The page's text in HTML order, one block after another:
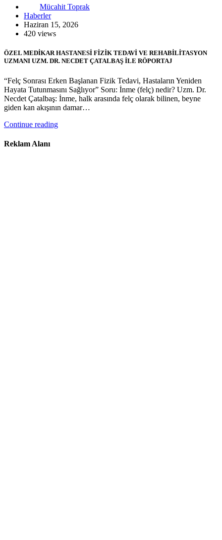
Mücahit Toprak
Haberler
Haziran 15, 2026
420 views
ÖZEL MEDİKAR HASTANESİ FİZİK TEDAVİ VE REHABİLİTASYON
UZMANI UZM. DR. NECDET ÇATALBAŞ İLE RÖPORTAJ
“Felç Sonrası Erken Başlanan Fizik Tedavi, Hastaların Yeniden
Hayata Tutunmasını Sağlıyor” Soru: İnme (felç) nedir? Uzm. Dr.
Necdet Çatalbaş: İnme, halk arasında felç olarak bilinen, beyne
giden kan akışının damar…
Continue reading
Reklam Alanı